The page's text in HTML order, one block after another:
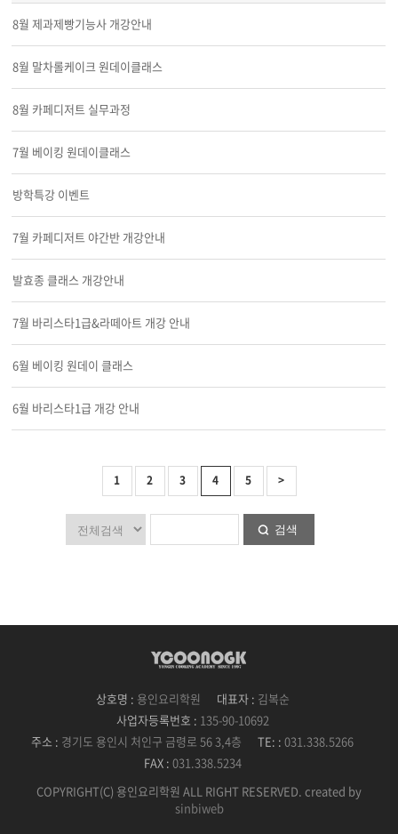
8월 제과제빵기능사 개강안내
8월 말차롤케이크 원데이클래스
8월 카페디저트 실무과정
7월 베이킹 원데이클래스
방학특강 이벤트
7월 카페디저트 야간반 개강안내
발효종 클래스 개강안내
7월 바리스타1급&라떼아트 개강 안내
6월 베이킹 원데이 클래스
6월 바리스타1급 개강 안내
1 2 3 4 5 >
검색
상호명 : 용인요리학원 대표자 : 김복순
사업자등록번호 : 135-90-10692
주소 : 경기도 용인시 처인구 금령로 56 3,4층 TE: : 031.338.5266
FAX : 031.338.5234
COPYRIGHT(C) 용인요리학원 ALL RIGHT RESERVED. created by
sinbiweb